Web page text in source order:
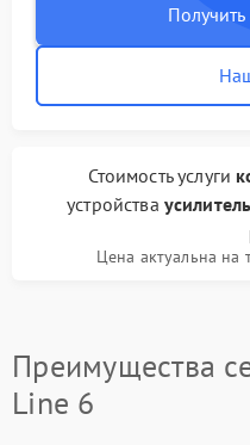
Стоимость услуги
устройства
Цена актуальна на
Преимущества
Line 6